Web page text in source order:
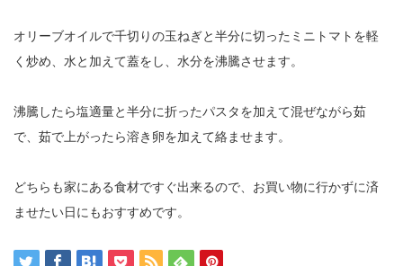
オリーブオイルで千切りの玉ねぎと半分に切ったミニトマトを軽
く炒め、水と加えて蓋をし、水分を沸騰させます。
沸騰したら塩適量と半分に折ったパスタを加えて混ぜながら茹
で、茹で上がったら溶き卵を加えて絡ませます。
どちらも家にある食材ですぐ出来るので、お買い物に行かずに済
ませたい日にもおすすめです。